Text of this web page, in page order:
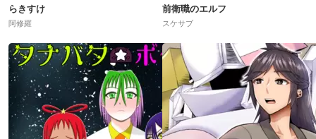
らきすけ
阿修羅
前衛職のエルフ
スケサブ